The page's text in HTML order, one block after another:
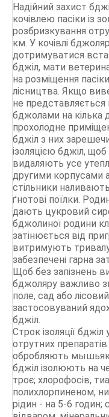
Надійний захист
кочівлею пасіки із
розбризкування
км. У кочівлі
дотримуватися
бджіл, мати
на розміщення
лісництва. Якщо
не
бджолами на кілька
прохолодне
бджіл з них
ізоляцією бджіл,
видаляють усе
другими корпусами
стільники
ґнотові поїлки.
дають цукровий
бджолиної родини
затінюється від
витримують тривалу
забезпечені гарна
Щоб без запізнень
бджоляру важливо
поле, сад або
застосовуваний
бджіл.
Строк ізоляції
отрутних
обробляють
бджіл ізолюють на
троє; хлорофосів,
полихлорпиненом,
рідин - на 5-6